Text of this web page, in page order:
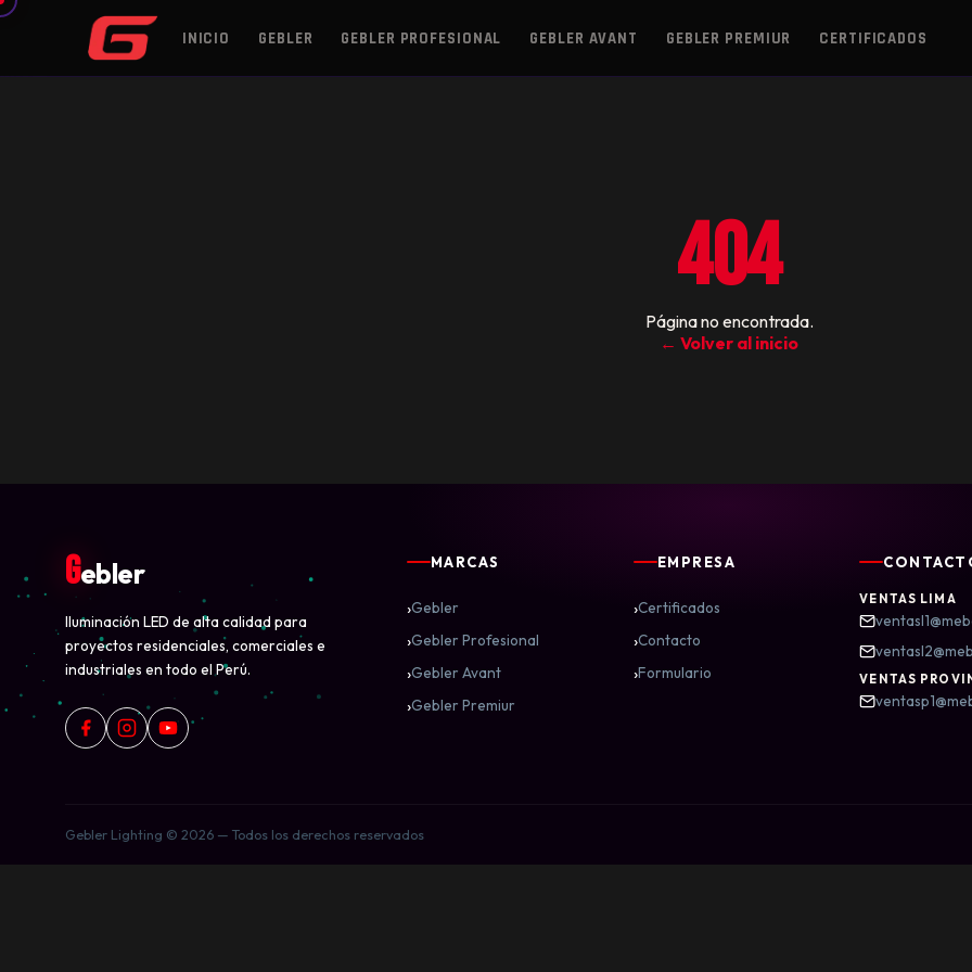
INICIO GEBLER GEBLER PROFESIONAL GEBLER AVANT GEBLER PREMIUR CERTIFICADOS
404
Página no encontrada.
← Volver al inicio
Gebler
Iluminación LED de alta calidad para
proyectos residenciales, comerciales e
industriales en todo el Perú.
MARCAS
›Gebler
›Gebler Profesional
›Gebler Avant
›Gebler Premiur
EMPRESA
›Certificados
›Contacto
›Formulario
VENTAS LIMA
VENTAS
Gebler Lighting © 2026 — Todos los derechos reservados